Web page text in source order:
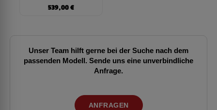
539,00€
Unser Team hilft gerne bei der Suche nach dem
passenden Modell. Sende uns eine unverbindliche
Anfrage.
ANFRAGEN